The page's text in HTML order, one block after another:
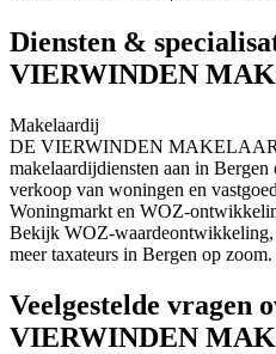
Diensten &
VIERWINDEN
Makelaardij
DE VIERWINDEN
makelaardijdiensten aan in
verkoop van woningen en
Woningmarkt en WOZ-
Bekijk WOZ-
meer taxateurs in Bergen op zoom.
Veelgestelde vragen
VIERWINDEN